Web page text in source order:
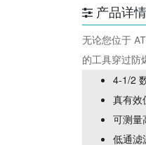
产品详情
无论您位于
的工具穿过防
4-1/2
真有效
可测量
低通滤